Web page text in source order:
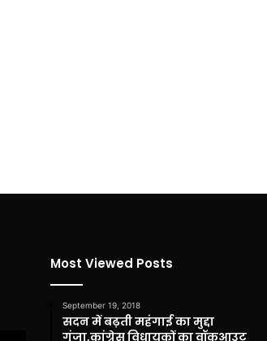
Most Viewed Posts
September 19, 2018
सदन में बढ़ती महंगाई का मुद्दा
गूंजा,कांग्रेस विधायकों का वॉकआउट